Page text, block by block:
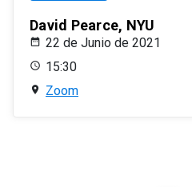
David Pearce, NYU
22 de Junio de 2021
15:30
Zoom